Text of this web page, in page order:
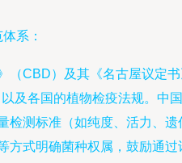
系：
（CBD）及其《名古屋议定
及各国的植物检疫法规。中
检测标准（如纯度、活力、
方式明确菌种权属，鼓励通